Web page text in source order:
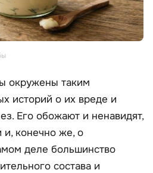
окружены таким
историй о их вреде и
Его обожают и ненавидят,
и, конечно же, о
деле большинство
состава и